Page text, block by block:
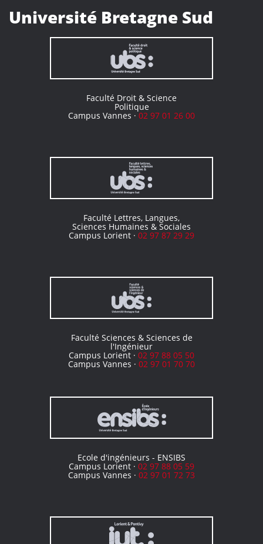
Université Bretagne Sud
Faculté Droit & Science
Politique
Campus Vannes ·02 97 01 26 00
Faculté Lettres, Langues,
Sciences Humaines & Sociales
Campus Lorient · 02 97 87 29 29
Faculté Sciences & Sciences de
l'Ingénieur
Campus Lorient · 02 97 88 05 50
Campus Vannes · 02 97 01 70 70
Ecole d'ingénieurs - ENSIBS
Campus Lorient · 02 97 88 05 59
Campus Vannes · 02 97 01 72 73